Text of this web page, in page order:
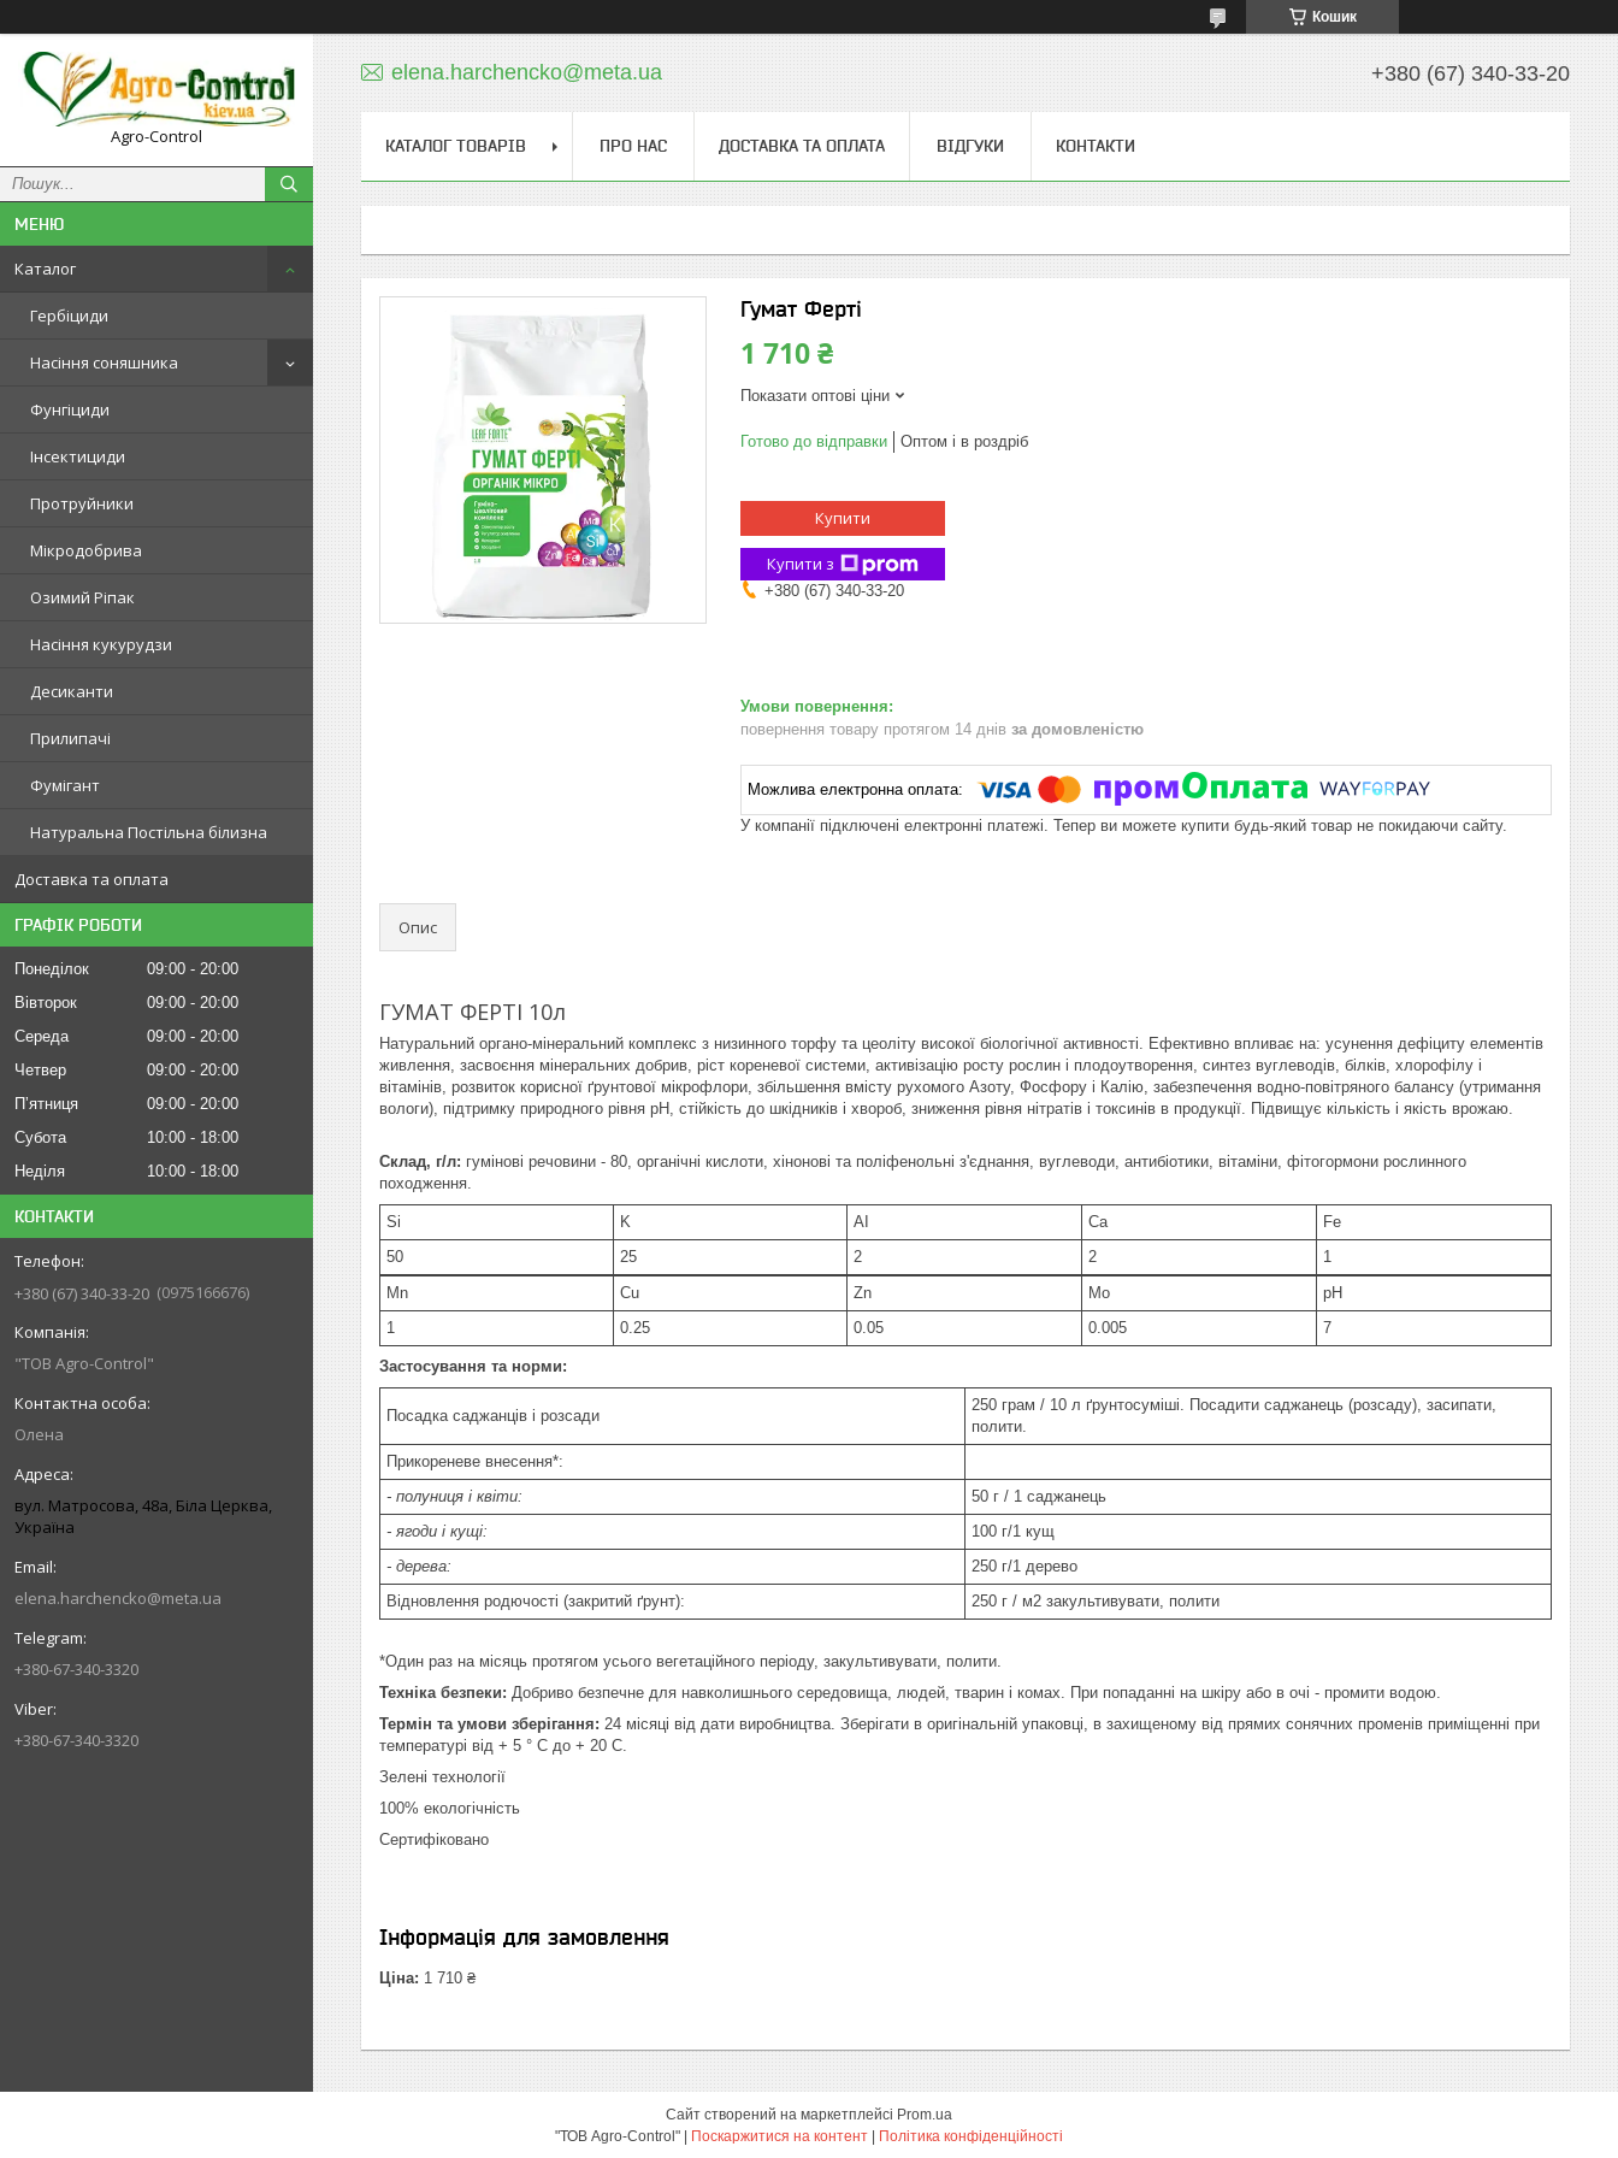
Кошик
Agro-Control
Каталог
Гербіциди
Насіння соняшника
Фунгіциди
Інсектициди
Протруйники
Мікродобрива
Озимий Ріпак
Насіння кукурудзи
Десиканти
Прилипачі
Фумігант
Натуральна Постільна білизна
Доставка та оплата
ГРАФІК РОБОТИ
Понеділок 09:00
20:00
Вівторок
09:00
20:00
Середа
09:00
20:00
Четвер
09:00
20:00
Пʼятниця
09:00
20:00
Субота
10:00
18:00
Неділя
10:00 18:00
КОНТАКТИ
+380 (67) 340-33-20 0975166676
"ТОВ Agro-Control"
Олена
вул. Матросова, 48а, Біла Церква,
Україна
elena.harchencko@meta.ua
+380-67-340-3320
+380-67-340-3320
elena.harchencko@meta.ua +380 (67) 340-33-20
КАТАЛОГ ТОВАРІВ ПРО НАС ДОСТАВКА ТА ОПЛАТА ВІДГУКИ КОНТАКТИ
Гумат Ферті
1 710 ₴
Показати оптові ціни
Готово до відправки Оптом і в роздріб
Купити
Купити з
+380 (67) 340-33-20
повернення товару протягом 14 днів за домовленістю
У компанії підключені електронні платежі. Тепер ви можете купити будь-який товар не покидаючи сайту.
Опис
ГУМАТ ФЕРТІ 10л
Натуральний органо-мінеральний комплекс з низинного торфу та цеоліту високої біологічної активності. Ефективно впливає на: усунення дефіциту елементів
живлення, засвоєння мінеральних добрив, ріст кореневої системи, активізацію росту рослин і плодоутворення, синтез вуглеводів, білків, хлорофілу і
вітамінів, розвиток корисної ґрунтової мікрофлори, збільшення вмісту рухомого Азоту, Фосфору і Калію, забезпечення водно-повітряного балансу (утримання
вологи), підтримку природного рівня рН, стійкість до шкідників і хвороб, зниження рівня нітратів і токсинів в продукції. Підвищує кількість і якість врожаю.
Склад, г/л: гумінові речовини - 80, органічні кислоти, хінонові та поліфенольні з'єднання, вуглеводи, антибіотики, вітаміни, фітогормони рослинного
походження.
Si K AI Ca
Fe
50
25 2 2
1
Mn
Cu Zn Mo
pH
1
0.25 0.05 0.005 7
Застосування та норми:
Посадка саджанців і розсади
250 грам / 10 л ґрунтосуміші. Посадити саджанець (розсаду), засипати,
полити.
Прикореневе внесення*:
- полуниця і квіти:
50 г / 1 саджанець
- ягоди і кущі:
100 г/1 кущ
- дерева:
250 г/1 дерево
Відновлення родючості (закритий ґрунт):
250 г / м2 закультивувати, полити
*Один раз на місяць протягом усього вегетаційного періоду, закультивувати, полити.
Техніка безпеки: Добриво безпечне для навколишнього середовища, людей, тварин і комах. При попаданні на шкіру або в очі - промити водою.
Термін та умови зберігання: 24 місяці від дати виробництва. Зберігати в оригінальній упаковці, в захищеному від прямих сонячних променів приміщенні при
температурі від + 5 ° С до + 20 С.
Зелені технології
100% екологічність
Сертифіковано
Інформація для замовлення
Ціна: 1 710 ₴
Сайт створений на маркетплейсі Prom.ua
Поскаржитися на контент Політика конфіденційності